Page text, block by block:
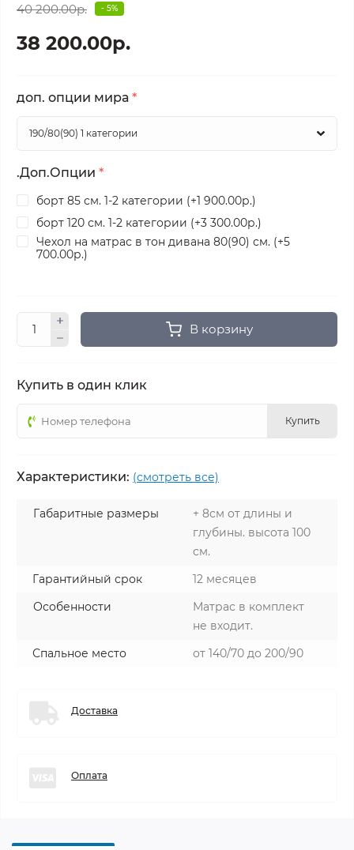
40 200.00р. - 5%
38 200.00р.
доп. опции мира *
.Доп.Опции *
борт 85 см. 1-2 категории (+1 900.00р.)
борт 120 см. 1-2 категории (+3 300.00р.)
Чехол на матрас в тон дивана 80(90) см. (+5
700.00р.)
В корзину
Купить в один клик
Купить
Характеристики: (смотреть все)
Габаритные размеры
+ 8см от длины и
глубины. высота 100
см.
Гарантийный срок
12 месяцев
Особенности
Матрас в комплект
не входит.
Спальное место
от 140/70 до 200/90
Доставка
Оплата